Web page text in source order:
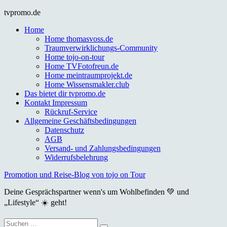
Skip
content
tvpromo.de
Home
Home thomasvoss.de
Traumverwirklichungs-Community
Home tojo-on-tour
Home TVFotofreun.de
Home meintraumprojekt.de
Home Wissensmakler.club
Das bietet dir tvpromo.de
Kontakt Impressum
Rückruf-Service
Allgemeine Geschäftsbedingungen
Datenschutz
AGB
Versand- und Zahlungsbedingungen
Widerrufsbelehrung
Promotion und Reise-Blog von tojo on Tour
Deine Gesprächspartner wenn's um Wohlbefinden 💚 und
„Lifestyle“ ☀️ geht!
Suche